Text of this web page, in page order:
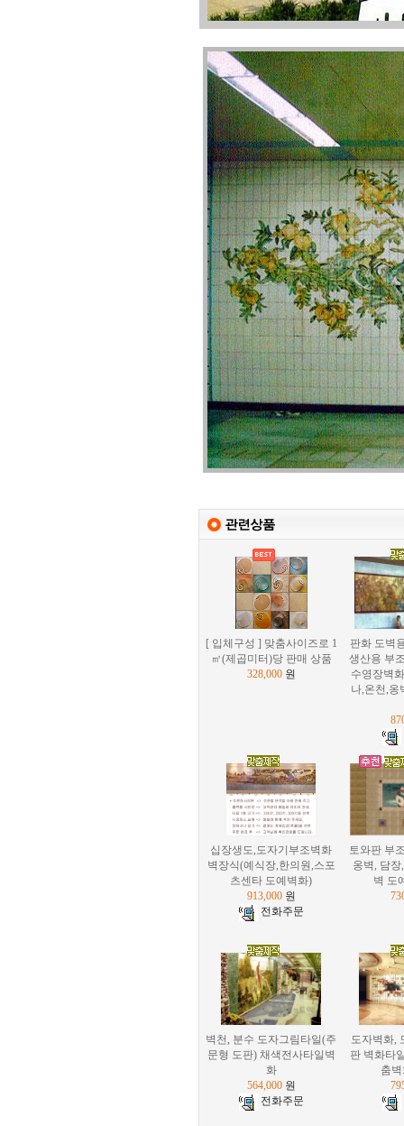
[ 입체구성 ] 맞춤사이즈로 1
㎡(제곱미터)당 판매 상품
328,000원
판화 도벽
생산용 부
수영장벽
나,온천,옹
십장생도,도자기부조벽화
벽장식(예식장,한의원,스포
츠센타 도예벽화)
913,000원
전화주문
토와판 부
옹벽, 담
벽 도
벽천, 분수 도자그림타일(주
문형 도판) 채색전사타일벽
화
564,000원
전화주문
도자벽화,
판 벽화타
춤